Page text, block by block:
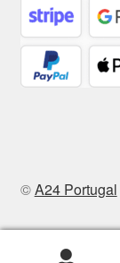
©A24 Portugal